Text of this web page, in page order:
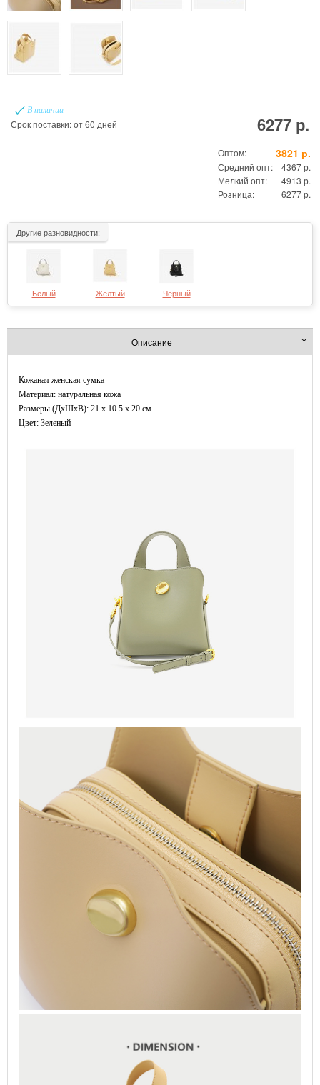
В наличии
Срок поставки: от 60 дней 6277 р.
Оптом: 3821 р.
Средний опт:
4367 р.
Мелкий опт:
4913 р.
Розница:
6277 р.
Другие разновидности:
Белый Желтый Черный
Описание
Кожаная женская сумка
Материал: натуральная кожа
Размеры (ДxШхВ): 21 x 10.5 x 20 см
Цвет: Зеленый